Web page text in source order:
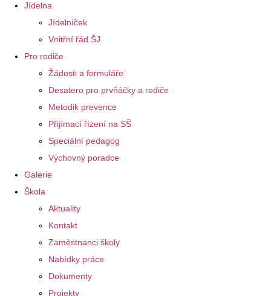
Jídelna
Jídelníček
Vnitřní řád ŠJ
Pro rodiče
Žádosti a formuláře
Desatero pro prvňáčky a rodiče
Metodik prevence
Přijímací řízení na SŠ
Speciální pedagog
Výchovný poradce
Galerie
Škola
Aktuality
Kontakt
Zaměstnanci školy
Nabídky práce
Dokumenty
Projekty